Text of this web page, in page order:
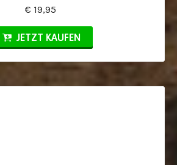
€ 19,95
JETZT KAUFEN